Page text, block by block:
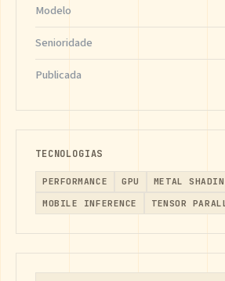
Modelo
Senioridade
Publicada
TECNOLOGIAS
PERFORMANCE GPU
METAL
MOBILE INFERENCE
TENSOR